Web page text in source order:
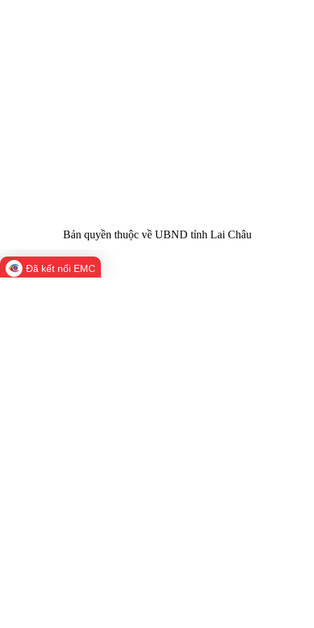
Bản quyền thuộc về UBND tỉnh Lai Châu
Đã kết nối EMC